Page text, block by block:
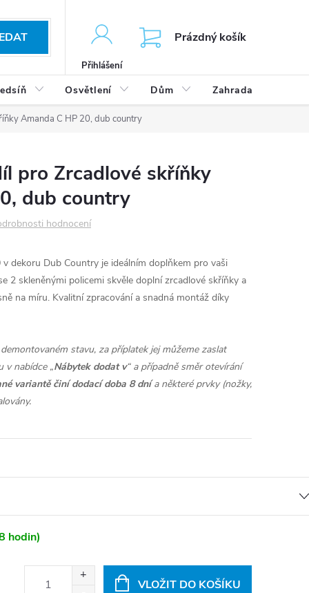
Přihlášení
Prázdný košík
Osvětlení Dům Zahrada
Amanda C HP 20, dub country
pro Zrcadlové skříňky
dub country
hodnocení
dekoru Dub Country je ideálním doplňkem pro vaši
2 skleněnými policemi skvěle doplní zrcadlové skříňky a
na míru. Kvalitní zpracování a snadná montáž díky
stavu, za příplatek jej můžeme zaslat
v nabídce „Nábytek dodat v“ a případně směr otevírání
variantě činí dodací doba 8 dnía některé prvky (nožky,
hodin)
VLOŽIT DO KOŠÍKU